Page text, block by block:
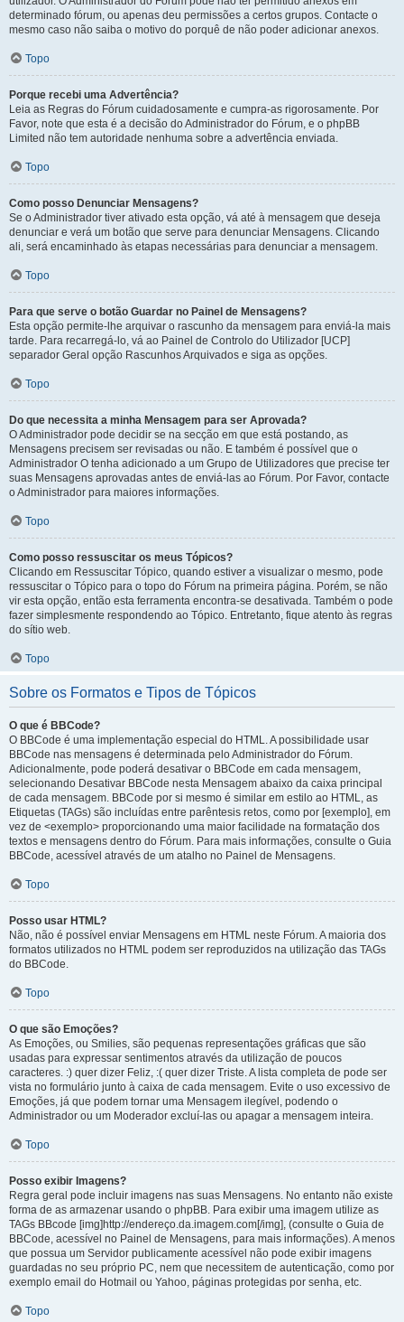
determinado fórum, ou apenas deu permissões a certos grupos. Contacte o
mesmo caso não saiba o motivo do porquê de não poder adicionar anexos.
Topo
Porque recebi uma Advertência?
Leia as Regras do Fórum cuidadosamente e cumpra-as rigorosamente. Por
Favor, note que esta é a decisão do Administrador do Fórum, e o phpBB
Limited não tem autoridade nenhuma sobre a advertência enviada.
Topo
Como posso Denunciar Mensagens?
Se o Administrador tiver ativado esta opção, vá até à mensagem que deseja
denunciar e verá um botão que serve para denunciar Mensagens. Clicando
ali, será encaminhado às etapas necessárias para denunciar a mensagem.
Topo
Para que serve o botão Guardar no Painel de Mensagens?
Esta opção permite-lhe arquivar o rascunho da mensagem para enviá-la mais
tarde. Para recarregá-lo, vá ao Painel de Controlo do Utilizador [UCP]
separador Geral opção Rascunhos Arquivados e siga as opções.
Topo
Do que necessita a minha Mensagem para ser Aprovada?
O Administrador pode decidir se na secção em que está postando, as
Mensagens precisem ser revisadas ou não. E também é possível que o
Administrador O tenha adicionado a um Grupo de Utilizadores que precise ter
suas Mensagens aprovadas antes de enviá-las ao Fórum. Por Favor, contacte
o Administrador para maiores informações.
Topo
Como posso ressuscitar os meus Tópicos?
Clicando em Ressuscitar Tópico, quando estiver a visualizar o mesmo, pode
ressuscitar o Tópico para o topo do Fórum na primeira página. Porém, se não
vir esta opção, então esta ferramenta encontra-se desativada. Também o pode
fazer simplesmente respondendo ao Tópico. Entretanto, fique atento às regras
do sítio web.
Topo
Sobre os Formatos e Tipos de Tópicos
O que é BBCode?
O BBCode é uma implementação especial do HTML. A possibilidade usar
BBCode nas mensagens é determinada pelo Administrador do Fórum.
Adicionalmente, pode poderá desativar o BBCode em cada mensagem,
selecionando Desativar BBCode nesta Mensagem abaixo da caixa principal
de cada mensagem. BBCode por si mesmo é similar em estilo ao HTML, as
Etiquetas (TAGs) são incluídas entre parêntesis retos, como por [exemplo], em
vez de <exemplo> proporcionando uma maior facilidade na formatação dos
textos e mensagens dentro do Fórum. Para mais informações, consulte o Guia
BBCode, acessível através de um atalho no Painel de Mensagens.
Topo
Posso usar HTML?
Não, não é possível enviar Mensagens em HTML neste Fórum. A maioria dos
formatos utilizados no HTML podem ser reproduzidos na utilização das TAGs
do BBCode.
Topo
O que são Emoções?
As Emoções, ou Smilies, são pequenas representações gráficas que são
usadas para expressar sentimentos através da utilização de poucos
caracteres. :) quer dizer Feliz, :( quer dizer Triste. A lista completa de pode ser
vista no formulário junto à caixa de cada mensagem. Evite o uso excessivo de
Emoções, já que podem tornar uma Mensagem ilegível, podendo o
Administrador ou um Moderador excluí-las ou apagar a mensagem inteira.
Topo
Posso exibir Imagens?
Regra geral pode incluir imagens nas suas Mensagens. No entanto não existe
forma de as armazenar usando o phpBB. Para exibir uma imagem utilize as
TAGs BBcode [img]http://endereço.da.imagem.com[/img], (consulte o Guia de
BBCode, acessível no Painel de Mensagens, para mais informações). A menos
que possua um Servidor publicamente acessível não pode exibir imagens
guardadas no seu próprio PC, nem que necessitem de autenticação, como por
exemplo email do Hotmail ou Yahoo, páginas protegidas por senha, etc.
Topo